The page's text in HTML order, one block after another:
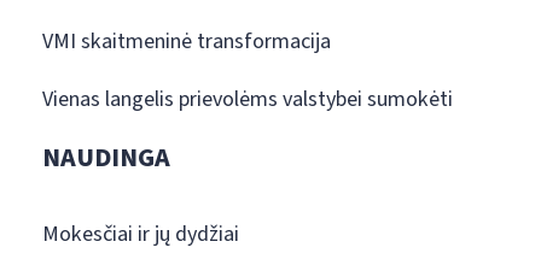
VMI skaitmeninė transformacija
Vienas langelis prievolėms valstybei sumokėti
NAUDINGA
Mokesčiai ir jų dydžiai